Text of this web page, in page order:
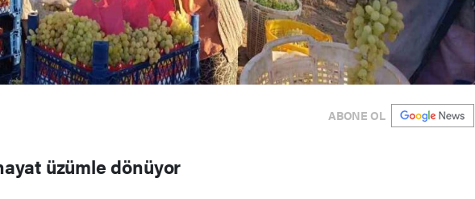
ABONE OL
üzümle dönüyor